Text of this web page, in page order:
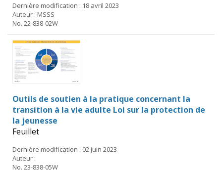
Dernière modification : 18 avril 2023
Auteur : MSSS
No. 22-838-02W
Outils de soutien à la pratique concernant la
transition à la vie adulte Loi sur la protection de
la jeunesse
Feuillet
Dernière modification : 02 juin 2023
Auteur :
No. 23-838-05W